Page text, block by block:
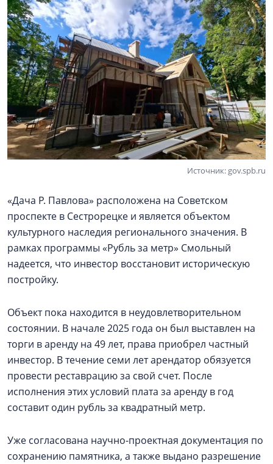
Источник: gov.spb.ru
«Дача Р. Павлова» расположена на Советском
проспекте в Сестрорецке и является объектом
культурного наследия регионального значения. В
рамках программы «Рубль за метр» Смольный
надеется, что инвестор восстановит историческую
постройку.
Объект пока находится в неудовлетворительном
состоянии. В начале 2025 года он был выставлен на
торги в аренду на 49 лет, права приобрел частный
инвестор. В течение семи лет арендатор обязуется
провести реставрацию за свой счет. После
исполнения этих условий плата за аренду в год
составит один рубль за квадратный метр.
Уже согласована научно-проектная документация по
сохранению памятника, а также выдано разрешение